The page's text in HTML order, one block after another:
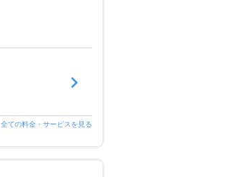
全ての料金・サービスを見る